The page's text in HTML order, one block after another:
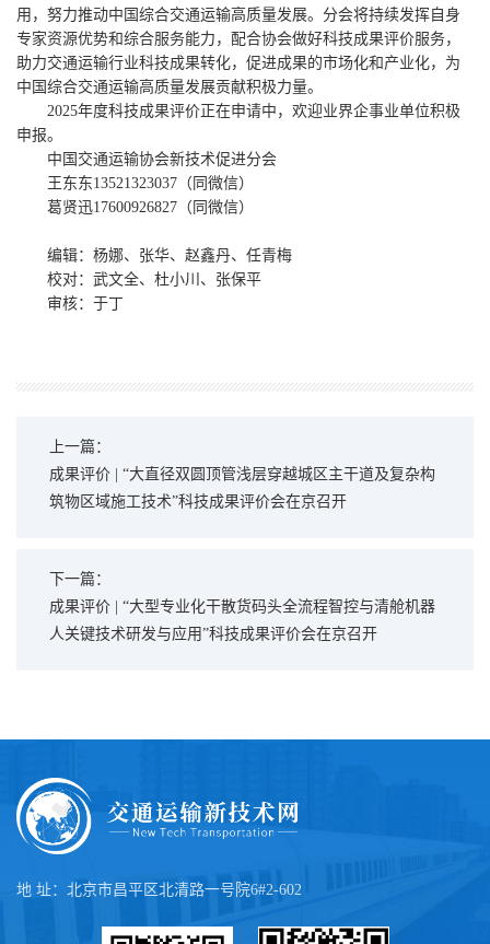
用，努力推动中国综合交通运输高质量发展。分会将持续发挥自身
专家资源优势和综合服务能力，配合协会做好科技成果评价服务，
助力交通运输行业科技成果转化，促进成果的市场化和产业化，为
中国综合交通运输高质量发展贡献积极力量。
2025年度科技成果评价正在申请中，欢迎业界企事业单位积极
申报。
中国交通运输协会新技术促进分会
王东东13521323037（同微信）
葛贤迅17600926827（同微信）
编辑：杨娜、张华、赵鑫丹、任青梅
校对：武文全、杜小川、张保平
审核：于丁
上一篇：
成果评价 | “大直径双圆顶管浅层穿越城区主干道及复杂构
筑物区域施工技术”科技成果评价会在京召开
下一篇：
成果评价 | “大型专业化干散货码头全流程智控与清舱机器
人关键技术研发与应用”科技成果评价会在京召开
地 址：北京市昌平区北清路一号院6#2-602